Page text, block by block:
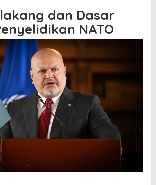
,
T
e
k
n
n
a
o
n
dan Dasar
NATO